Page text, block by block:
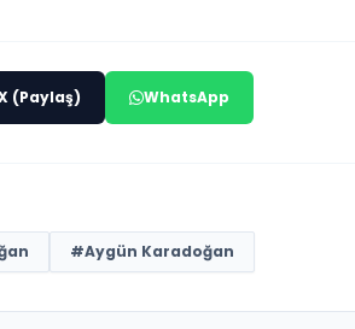
(Paylaş) WhatsApp
#Aygün Karadoğan